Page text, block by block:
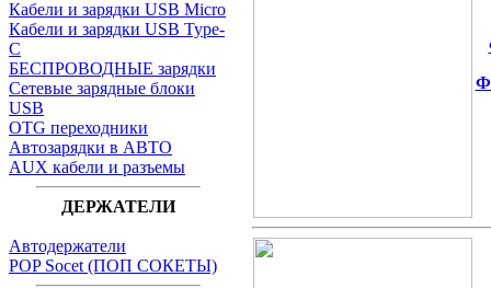
Кабели и зарядки USB Micro
Кабели и зарядки USB Type-
C
БЕСПРОВОДНЫЕ зарядки
Сетевые зарядные блоки
USB
OTG переходники
Автозарядки в АВТО
AUX кабели и разъемы
ДЕРЖАТЕЛИ
Автодержатели
POP Socet (ПОП СОКЕТЫ)